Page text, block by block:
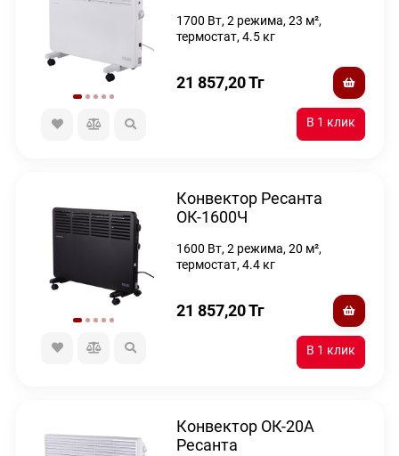
1700 Вт, 2 режима, 23 м²,
термостат, 4.5 кг
21 857,20Тг
Конвектор Ресанта
ОК-1600Ч
1600 Вт, 2 режима, 20 м²,
термостат, 4.4 кг
21 857,20Тг
Конвектор ОК-20A
Ресанта